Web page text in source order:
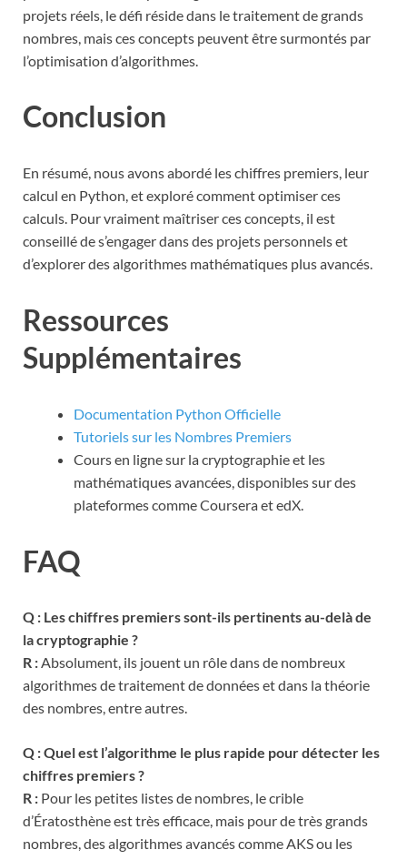
projets réels, le défi réside dans le traitement de grands
nombres, mais ces concepts peuvent être surmontés par
l’optimisation d’algorithmes.
Conclusion
En résumé, nous avons abordé les chiffres premiers, leur
calcul en Python, et exploré comment optimiser ces
calculs. Pour vraiment maîtriser ces concepts, il est
conseillé de s’engager dans des projets personnels et
d’explorer des algorithmes mathématiques plus avancés.
Ressources
Supplémentaires
Documentation Python Officielle
Tutoriels sur les Nombres Premiers
Cours en ligne sur la cryptographie et les
mathématiques avancées, disponibles sur des
plateformes comme Coursera et edX.
FAQ
Q : Les chiffres premiers sont-ils pertinents au-delà de
la cryptographie ?
R :Absolument, ils jouent un rôle dans de nombreux
algorithmes de traitement de données et dans la théorie
des nombres, entre autres.
Q : Quel est l’algorithme le plus rapide pour détecter les
chiffres premiers ?
R : Pour les petites listes de nombres, le crible
d’Ératosthène est très efficace, mais pour de très grands
nombres, des algorithmes avancés comme AKS ou les